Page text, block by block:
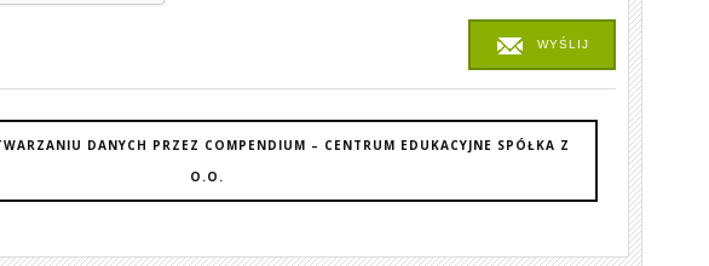
WYŚLIJ
DANYCH PRZEZ COMPENDIUM – CENTRUM EDUKACYJNE SPÓŁKA Z
O.O.